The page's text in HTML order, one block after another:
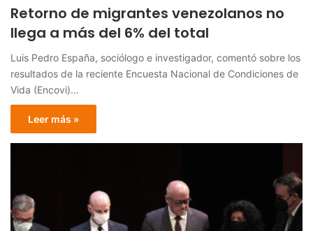
Retorno de migrantes venezolanos no
llega a más del 6% del total
Luis Pedro España, sociólogo e investigador, comentó sobre los
resultados de la reciente Encuesta Nacional de Condiciones de
Vida (Encovi)…
Leer más »